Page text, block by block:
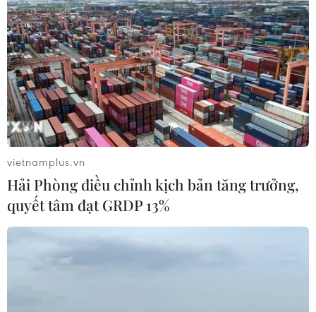
TIN CÙNG CHUYÊN MỤC
Chứng khoán tuần tới: VN-Index có
vietnamplus.vn
Hải Phòng điều chỉnh kịch bản tăng trưởng,
quyết tâm đạt GRDP 13%